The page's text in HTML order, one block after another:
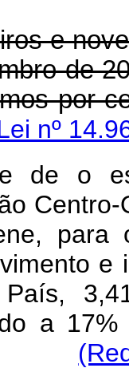
e
de
por
nº
de o
para
e
País,
a